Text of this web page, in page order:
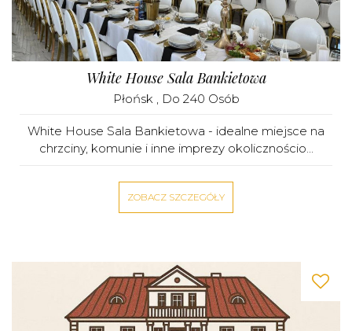
White House Sala Bankietowa
Płońsk , Do 240 Osób
White House Sala Bankietowa - idealne miejsce na
chrzciny, komunie i inne imprezy okolicznościo...
ZOBACZ SZCZEGÓŁY